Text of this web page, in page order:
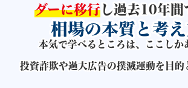
ダーに移行し過去10年間
相場の本質と考
本気で学べるところは、ここしか
投資詐欺や過大広告の撲滅運動を目的